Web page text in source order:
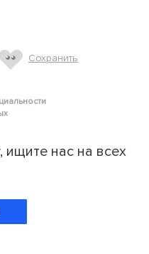
Сохранить
ищите нас на всех